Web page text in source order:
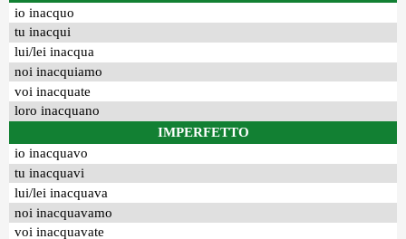
io inacquo
tu inacqui
lui/lei inacqua
noi inacquiamo
voi inacquate
loro inacquano
IMPERFETTO
io inacquavo
tu inacquavi
lui/lei inacquava
noi inacquavamo
voi inacquavate